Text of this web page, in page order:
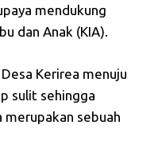
mendukung
dan Anak (KIA).
Kerirea menuju
sulit sehingga
merupakan sebuah